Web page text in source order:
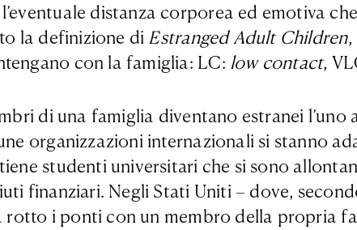
distanza corporea ed emotiva
la definizione di Estranged Adult Children,
con la famiglia: LC: low contact,
di una famiglia diventano estranei l’uno
organizzazioni internazionali si stanno
studenti universitari che si sono
finanziari. Negli Stati Uniti – dove,
i ponti con un membro della propria